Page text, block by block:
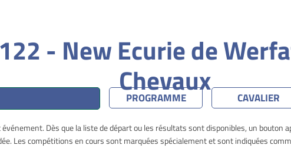
- New Ecurie de
Chevaux
PROGRAMME CAVALIER
Dès que la liste de départ ou les résultats sont disponibles, un bouton
Les compétitions en cours sont marquées spécialement et sont indiquées